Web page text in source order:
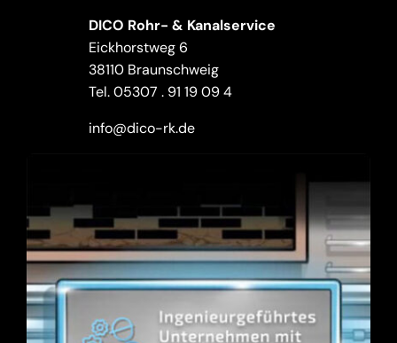
DICO Rohr- & Kanalservice
Eickhorstweg 6
38110 Braunschweig
Tel.05307 . 91 19 09 4
info@dico-rk.de